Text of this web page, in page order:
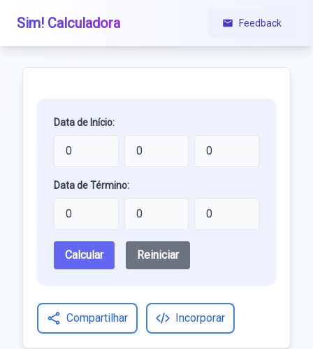
Sim! Calculadora Feedback
Data de Início:
Data de Término:
Calcular Reiniciar
Compartilhar Incorporar